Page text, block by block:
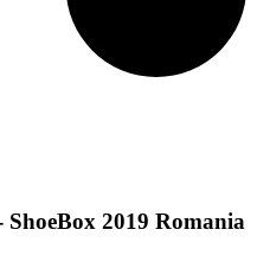
2019 Romania